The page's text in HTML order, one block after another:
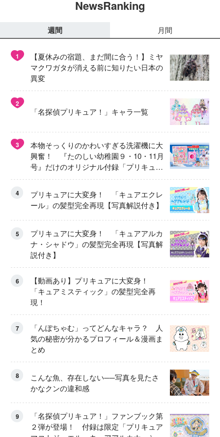
NewsRanking
週間 月間
1
【夏休みの宿題、まだ間に合う！】ミヤ
マクワガタが消える前に知りたい日本の
異変
2
「名探偵プリキュア！」キャラ一覧
3
本物そっくりのかわいすぎる洗濯機に大
興奮！ 『たのしい幼稚園９・10・11月
号』だけのオリジナル付録「プリキュ
ア くるくるせんたくき」
4
プリキュアに大変身！ 「キュアエクレ
ール」の髪型完全再現【写真解説付き】
5
プリキュアに大変身！ 「キュアアルカ
ナ・シャドウ」の髪型完全再現【写真解
説付き】
6
【動画あり】プリキュアに大変身！
「キュアミスティック」の髪型完全再
現！
7
「んぽちゃむ」ってどんなキャラ？ 人
気の秘密が分かるプロフィール＆漫画ま
とめ
8
こんな魚、存在しない──写真を見たさ
かなクンの違和感
9
「名探偵プリキュア！」ファンブック第
２弾が登場！ 付録は限定「プリキュア